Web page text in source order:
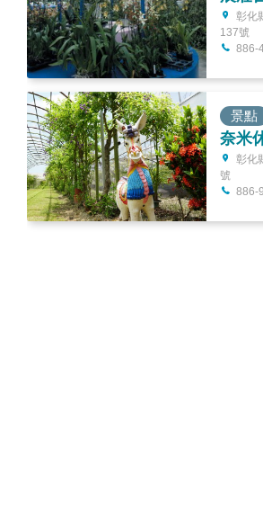
彰化
137號
886-
景點
奈米
彰化
號
886-